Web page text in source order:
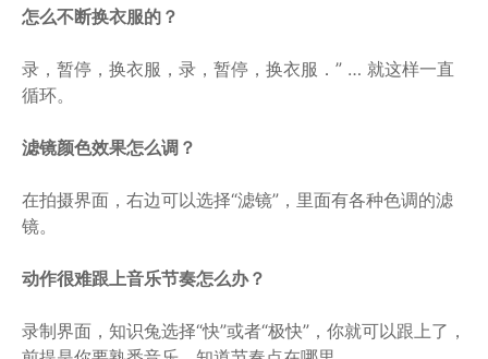
怎么不断换衣服的？
录，暂停，换衣服，录，暂停，换衣服．” … 就这样一直
循环。
滤镜颜色效果怎么调？
在拍摄界面，右边可以选择“滤镜”，里面有各种色调的滤
镜。
动作很难跟上音乐节奏怎么办？
录制界面，知识兔选择“快”或者“极快”，你就可以跟上了，